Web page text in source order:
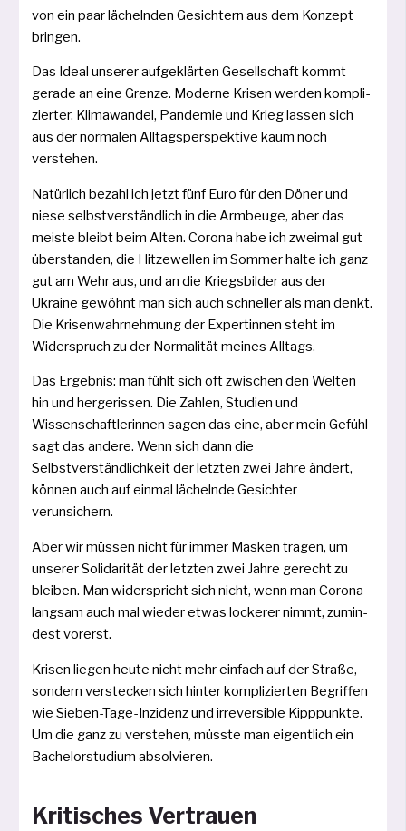
von ein paar lächeln­den Gesichtern aus dem Konzept
bringen.
Das Ideal unse­rer auf­ge­klär­ten Gesellschaft kommt
gera­de an eine Grenze. Moderne Krisen wer­den kom­pli­
zier­ter. Klimawandel, Pandemie und Krieg las­sen sich
aus der nor­ma­len All­tagsperspektive kaum noch
verstehen.
Natürlich bezahl ich jetzt fünf Euro für den Döner und
nie­se selbst­ver­ständ­lich in die Armbeuge, aber das
meis­te bleibt beim Alten. Corona habe ich zwei­mal gut
über­stan­den, die Hitzewellen im Sommer hal­te ich ganz
gut am Wehr aus, und an die Kriegsbilder aus der
Ukraine gewöhnt man sich auch schnel­ler als man denkt.
Die Krisenwahrnehmung der Expertinnen steht im
Widerspruch zu der Nor­malität mei­nes Alltags.
Das Ergebnis: man fühlt sich oft zwi­schen den Welten
hin­ und her­ge­ris­sen. Die Zahlen, Stu­dien und
Wissenschaftlerinnen sagen das eine, aber mein Gefühl
sagt das ande­re. Wenn sich dann die
Selbstverständlichkeit der letz­ten zwei Jahre ändert,
kön­nen auch auf ein­mal lächeln­de Gesichter
verunsichern.
Aber wir müs­sen nicht für immer Masken tra­gen, um
unse­rer Solidarität der letz­ten zwei Jahre gerecht zu
blei­ben. Man wider­spricht sich nicht, wenn man Corona
lang­sam auch mal wie­der etwas locke­rer nimmt, zumin­
dest vorerst.
Krisen lie­gen heu­te nicht mehr ein­fach auf der Straße,
son­dern ver­ste­cken sich hin­ter kom­plizierten Begriffen
wie Sieben­-Tage-­Inzidenz und irrever­si­ble Kipppunkte.
Um die ganz zu ver­ste­hen, müss­te man eigent­lich ein
Bache­lorstudium absolvieren.
Kritisches Vertrauen